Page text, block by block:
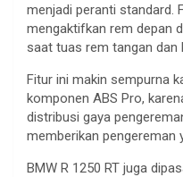
menjadi peranti standard.
mengaktifkan rem depan
saat tuas rem tangan dan
Fitur ini makin sempurna
komponen ABS Pro,
distribusi gaya
memberikan pengereman
BMW R 1250 RT juga